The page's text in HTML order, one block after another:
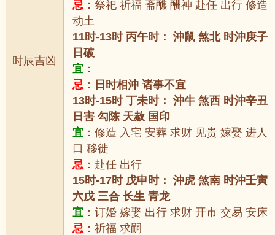
时辰吉凶
忌 ：祭祀 祈福 斋醮 酬神 赴任 出行 修造
动土
11时-13时 丙午时： 沖鼠 煞北 时沖庚子
日破
宜 ：
忌 ：日时相沖 诸事不宜
13时-15时 丁未时： 沖牛 煞西 时沖辛丑
日害 勾陈 天赦 国印
宜 ：修造 入宅 安葬 求财 见贵 嫁娶 进人
口 移徙
忌 ：赴任 出行
15时-17时 戊申时： 沖虎 煞南 时沖壬寅
六戊 三合 长生 青龙
宜 ：订婚 嫁娶 出行 求财 开市 交易 安床
忌 ：祈福 求嗣